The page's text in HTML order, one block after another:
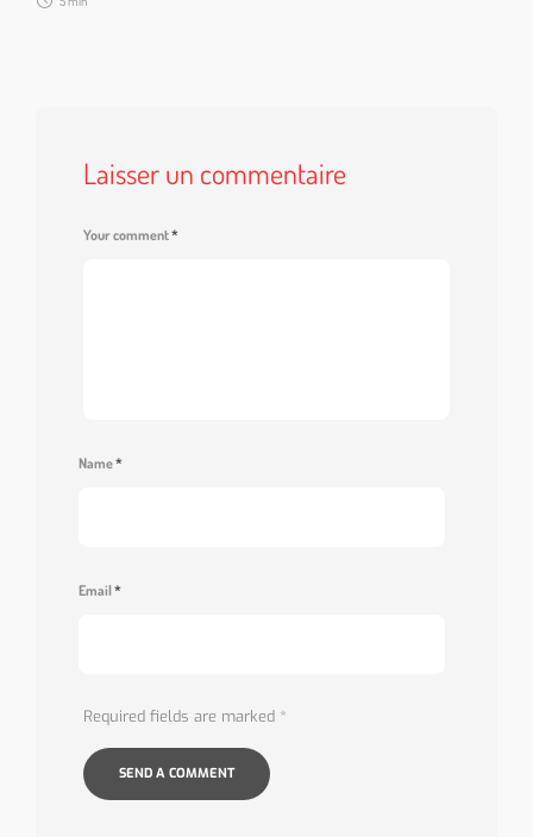
Laisser un commentaire
Your comment*
Name*
Email*
Required fields are marked *